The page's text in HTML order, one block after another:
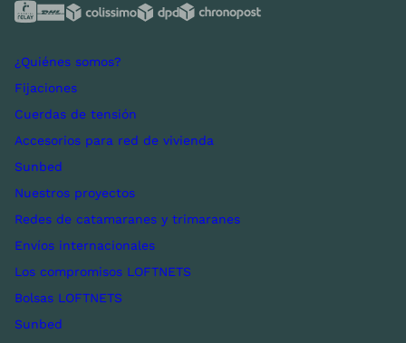
¿Quiénes somos?
Fijaciones
Cuerdas de tensión
Accesorios para red de vivienda
Sunbed
Nuestros proyectos
Redes de catamaranes y trimaranes
Envíos internacionales
Los compromisos LOFTNETS
Bolsas LOFTNETS
Sunbed